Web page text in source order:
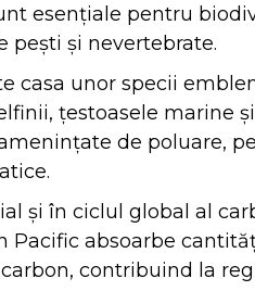
esențiale pentru
pești și nevertebrate.
casa unor specii
țestoasele marine
de poluare,
și în ciclul global al
Pacific absoarbe
contribuind la